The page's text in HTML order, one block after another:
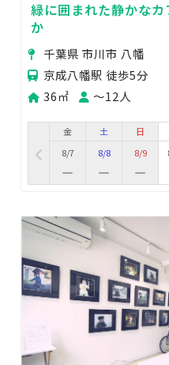
緑に囲まれた静かな
か
千葉県 市川市 八幡
京成八幡駅 徒歩5分
36㎡
〜12人
金
8/7
土
8/8
日
8/9